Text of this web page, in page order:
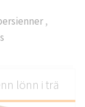
,
lönn i trä